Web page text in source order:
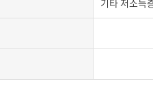
기타 저소득